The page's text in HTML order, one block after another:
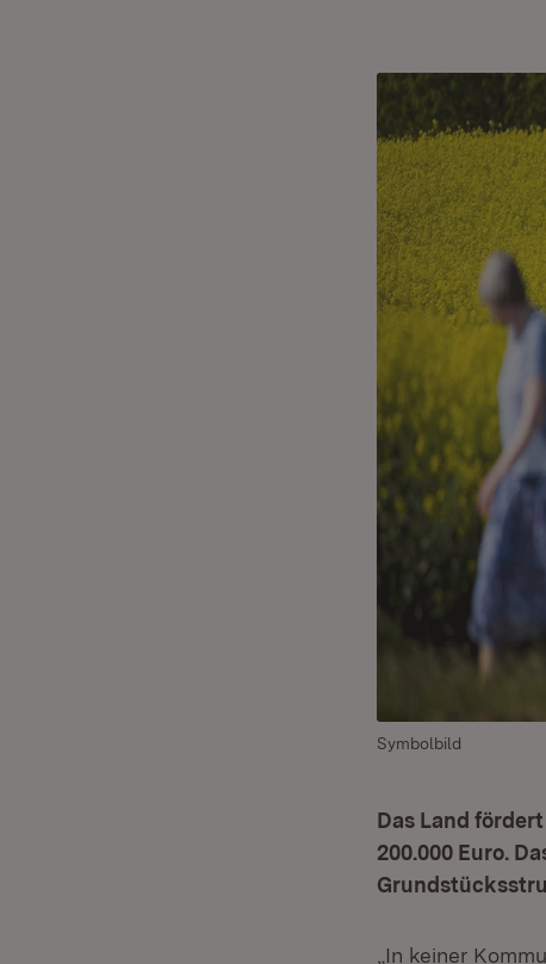
Symbolbild
Das Land
200.000 Euro.
„In keiner